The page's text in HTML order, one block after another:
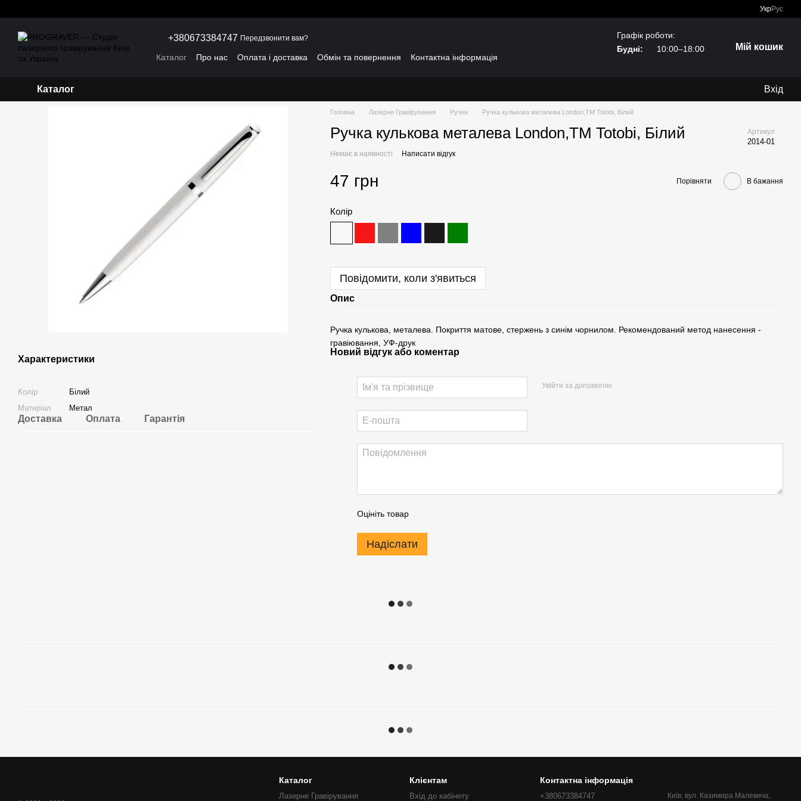
УкрРус
+380673384747 Передзвонити вам?
Каталог Про нас Оплата і доставка Обмін та повернення Контактна інформація
Графік роботи:
Будні:
10:00–18:00 Мій кошик
Каталог Вхід
Характеристики
Колір
Білий
Матеріал
Метал
Доставка Оплата Гарантія
Головна Лазерне Гравірування Ручки Ручка кулькова металева London,TM Totobi, Білий
Ручка кулькова металева London,TM Totobi, Білий Артикул
2014-01
Немає в наявності Написати відгук
47 грн Порівняти В бажання
Колір
Повідомити, коли з'явиться
Опис
Ручка кулькова, металева. Покриття матове, стержень з синім чорнилом. Рекомендований метод нанесення -
гравіювання, УФ-друк
Новий відгук або коментар
Увійти за допомогою
Оцініть товар
Надіслати
Каталог
Лазерне Гравірування
Клієнтам
Вхід до кабінету
Контактна інформація
+380673384747
Київ, вул. Казимира Малевича,